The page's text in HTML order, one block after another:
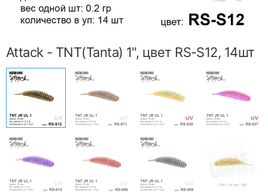
Attack - TNT(Tanta) 1", цвет RS-S12, 14шт